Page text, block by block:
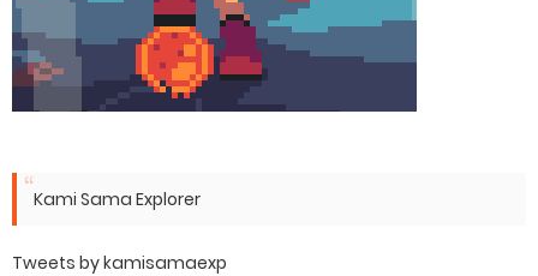
Kami Sama Explorer
Tweets by kamisamaexp